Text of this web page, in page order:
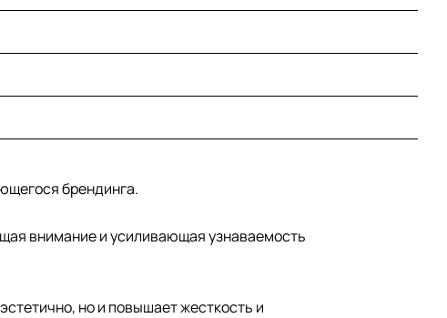
брендинга.
внимание и усиливающая узнаваемость
но и повышает жесткость и